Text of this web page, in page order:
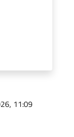
11:09